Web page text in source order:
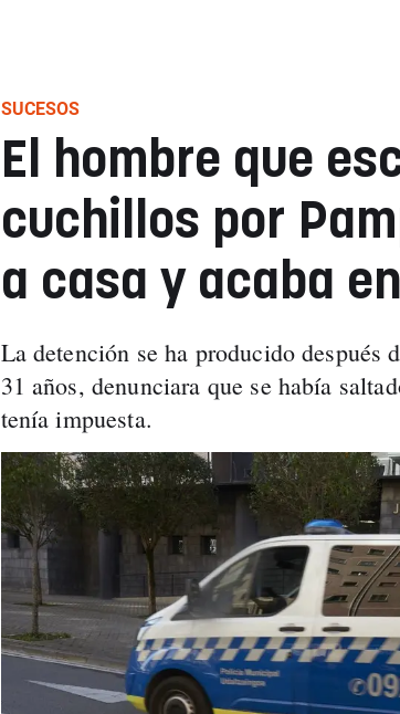
SUCESOS
El hombre que
cuchillos por
a casa y acaba
La detención se ha producido después
31 años, denunciara que se había
tenía impuesta.